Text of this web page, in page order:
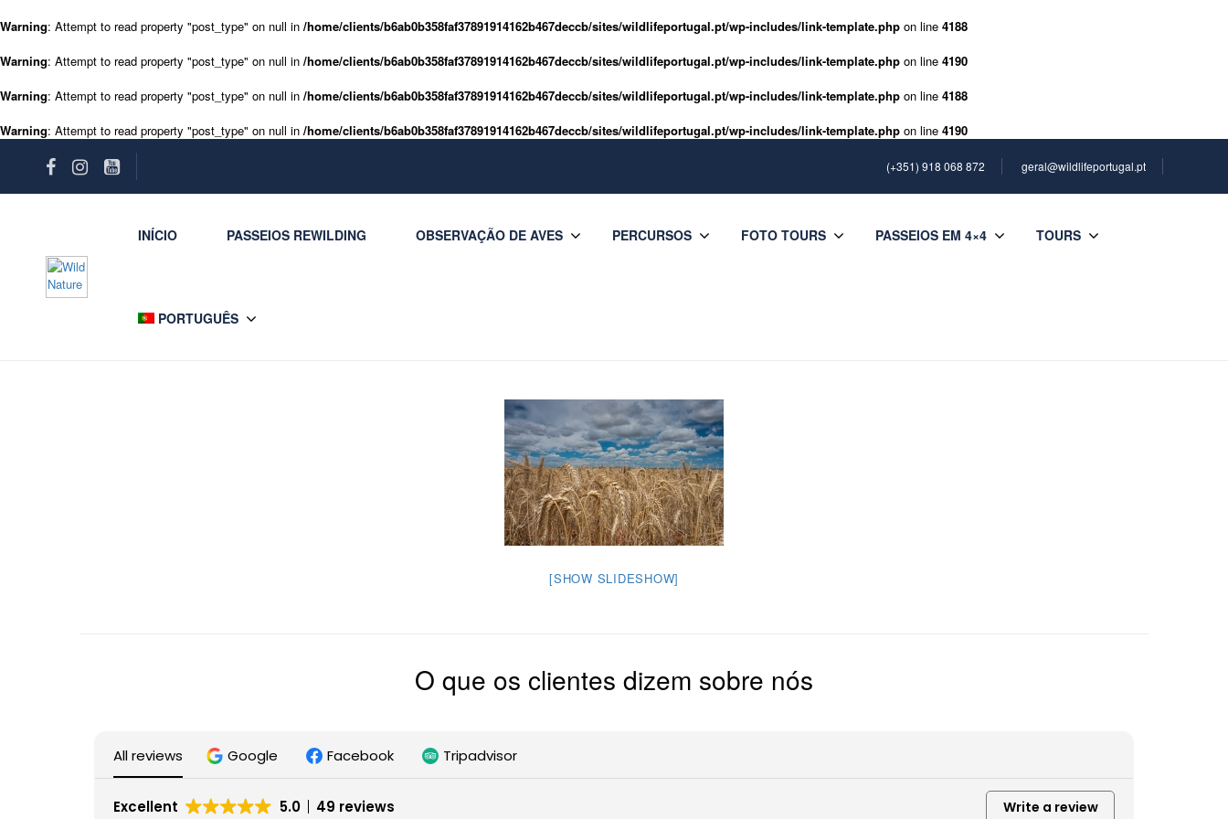
Warning: Attempt to read property "post_type" on null in /home/clients/b6ab0b358faf37891914162b467deccb/sites/wildlifeportugal.pt/wp-includes/link-template.php on line 4188
Warning: Attempt to read property "post_type" on null in /home/clients/b6ab0b358faf37891914162b467deccb/sites/wildlifeportugal.pt/wp-includes/link-template.php on line 4190
Warning: Attempt to read property "post_type" on null in /home/clients/b6ab0b358faf37891914162b467deccb/sites/wildlifeportugal.pt/wp-includes/link-template.php on line 4188
Warning: Attempt to read property "post_type" on null in /home/clients/b6ab0b358faf37891914162b467deccb/sites/wildlifeportugal.pt/wp-includes/link-template.php on line 4190
(+351) 918 068 872 geral@wildlifeportugal.pt
INÍCIO PASSEIOS REWILDING OBSERVAÇÃO DE AVES PERCURSOS FOTO TOURS PASSEIOS EM 4×4 TOURS
PORTUGUÊS
[SHOW SLIDESHOW]
O que os clientes dizem sobre nós
All reviews Google Facebook Tripadvisor
Excellent 5.0 49 reviews Write a review